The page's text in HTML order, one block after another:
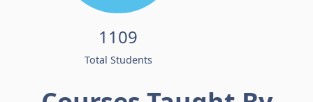
1109
Total Students